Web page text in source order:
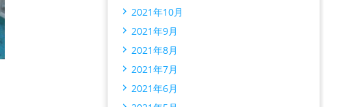
2021年10月
2021年9月
2021年8月
2021年7月
2021年6月